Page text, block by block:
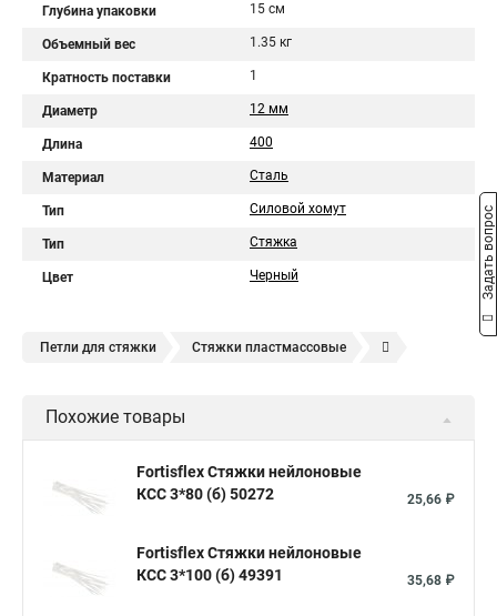
Глубина упаковки 15 см
Объемный вес 1.35 кг
Кратность поставки 1
Диаметр 12 мм
Длина 400
Материал Сталь
Тип Силовой хомут
Тип Стяжка
Цвет Черный
Петли для стяжки Стяжки пластмассовые
Стяжки зажим Хомут стяжка нейлоновая купить в
Стяжка alt Хомуты стяжки труб Стяжки магазин
Стяжки для кабелей металлические
Похожие товары
Fortisflex Стяжки нейлоновые
КСС 3*80 (б) 50272
25,66 ₽
Fortisflex Стяжки нейлоновые
КСС 3*100 (б) 49391
35,68 ₽
Задать вопрос